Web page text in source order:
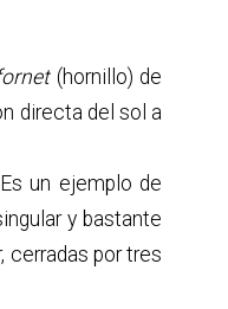
(hornillo) de
directa del sol a
un ejemplo de
y bastante
cerradas por tres